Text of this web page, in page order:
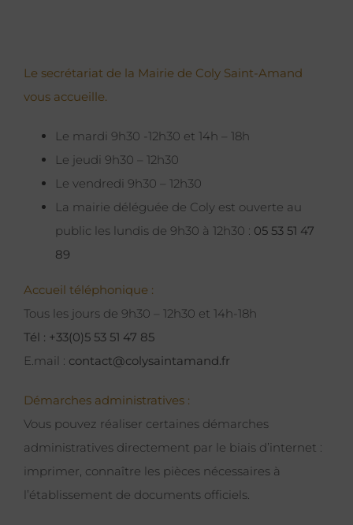
Le secrétariat de la Mairie de Coly Saint-Amand
vous accueille.
Le mardi 9h30 -12h30 et 14h – 18h
Le jeudi 9h30 – 12h30
Le vendredi 9h30 – 12h30
La mairie déléguée de Coly est ouverte au
public les lundis de 9h30 à 12h30 : 05 53 51 47
89
Accueil téléphonique :
Tous les jours de 9h30 – 12h30 et 14h-18h
Tél : +33(0)5 53 51 47 85
E.mail : contact@colysaintamand.fr
Démarches administratives :
Vous pouvez réaliser certaines démarches
administratives directement par le biais d’internet :
imprimer, connaître les pièces nécessaires à
l’établissement de documents officiels.